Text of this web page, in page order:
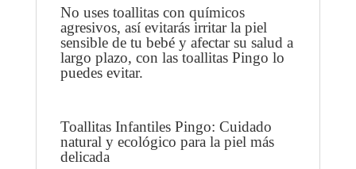
N
G
O
No uses toallitas con químicos
agresivos, así evitarás irritar la piel
sensible de tu bebé y afectar su salud a
largo plazo, con las toallitas Pingo lo
puedes evitar.
Toallitas Infantiles Pingo: Cuidado
natural y ecológico para la piel más
delicada